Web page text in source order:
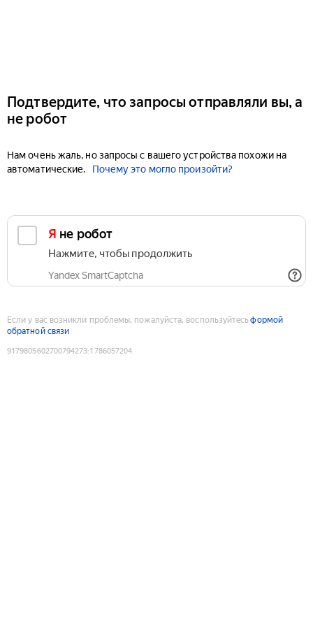
Подтвердите, что запросы отправляли вы, а
не робот
Нам очень жаль, но запросы с вашего устройства похожи на
автоматические.
Почему это могло произойти?
Я не робот
Нажмите, чтобы продолжить
Yandex SmartCaptcha
Если у вас возникли проблемы, пожалуйста, воспользуйтесьформой
обратной связи
9179805602700794273:1786057204